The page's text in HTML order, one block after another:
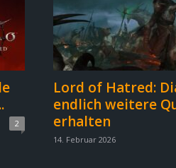
2
Lord of Hatred:
endlich weitere
erhalten
14. Februar 2026